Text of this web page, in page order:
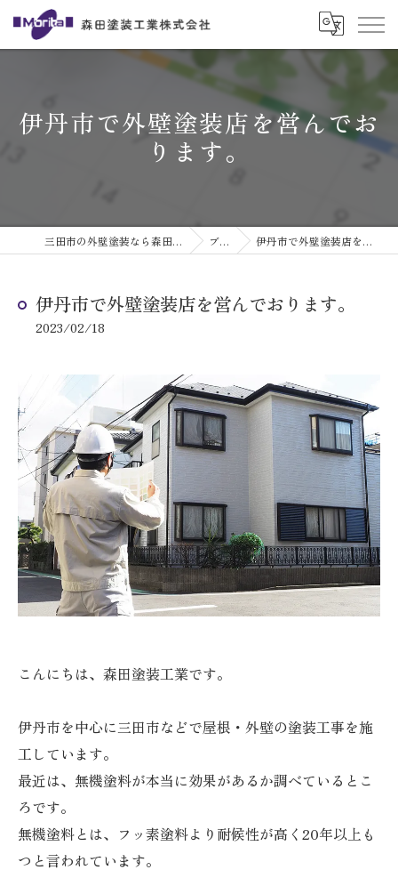
伊丹市で外壁塗装店を営んでお
ります。
三田市の外壁塗装なら森田塗装工業株式会社 ブログ 伊丹市で外壁塗装店を営んでおります。
伊丹市で外壁塗装店を営んでおります。
2023/02/18
こんにちは、森田塗装工業です。
伊丹市を中心に三田市などで屋根・外壁の塗装工事を施
工しています。
最近は、無機塗料が本当に効果があるか調べているとこ
ろです。
無機塗料とは、フッ素塗料より耐候性が高く20年以上も
つと言われています。